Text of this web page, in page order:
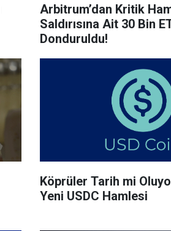
Arbitrum’dan Kritik
Saldırısına Ait 30 Bin
Donduruldu!
Köprüler Tarih mi
Yeni USDC Hamlesi